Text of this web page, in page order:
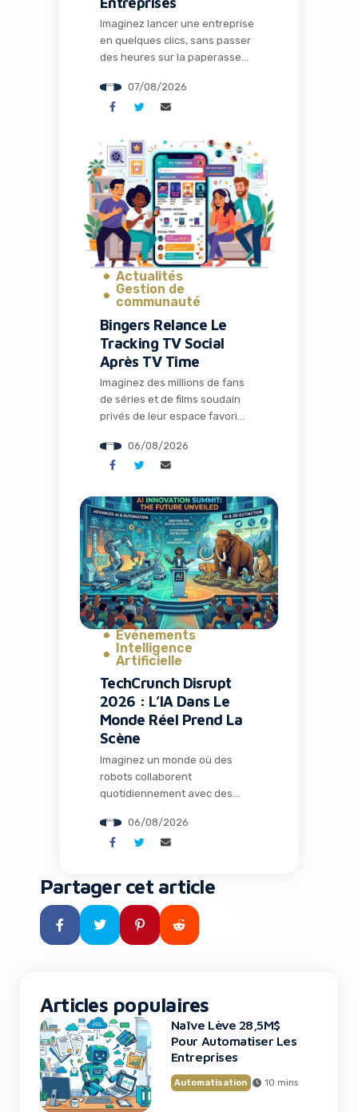
Imaginez lancer une entreprise
en quelques clics, sans passer
des heures sur la paperasse
des outils ou la recherche de
solutions techniques. C’est
Naïve, une startup qui vient de
lever 28,5 millions de dollars
pour transformer radicalement
la façon dont les entrepreneurs
et les développeurs lancent et
gèrent […]
07/08/2026
Actualités
Gestion de
communauté
Bingers Relance Le
Tracking TV Social
Après TV Time
Imaginez des millions de fans
de séries et de films soudain
privés de leur espace favori
partager memes et suivre leurs
visionnages en communauté.
passé avec la fermeture de TV
Time, une application culte qui
avait conquis plus de 26
millions d’installations. Mais
l’histoire ne s’arrête pas […]
06/08/2026
Événements
Intelligence
Artificielle
TechCrunch Disrupt
2026 : L’IA Dans Le
Monde Réel Prend La
Scène
Imaginez un monde où des
robots collaborent
quotidiennement avec des
l’intelligence artificielle opère
loin de tout cloud dans des
des millénaires pourraient
fouler à nouveau notre planète
grâce à la biologie de synthèse.
Ce n’est plus de la science-
06/08/2026
Partager cet article
Articles populaires
Naïve Lève 28,5M$
Pour Automatiser Les
Entreprises
Automatisation 10 mins
Linda Yaccarino Quitte X : Un Tournant
Majeur